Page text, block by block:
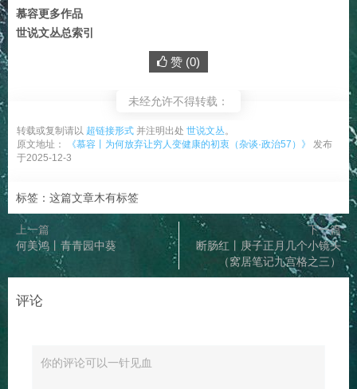
慕容更多作品
世说文丛总索引
赞 (0)
未经允许不得转载：
转载或复制请以 超链接形式 并注明出处 世说文丛。
原文地址：
《慕容丨为何放弃让穷人变健康的初衷（杂谈·政治57）》
发布
于2025-12-3
标签：这篇文章木有标签
上一篇
何美鸿丨青青园中葵
下一篇
断肠红丨庚子正月几个小镜头
（窝居笔记九宫格之三）
评论